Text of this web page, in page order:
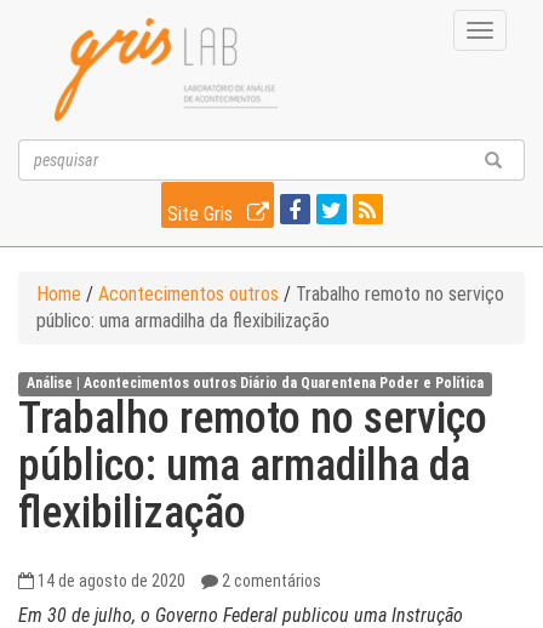
Toggle
Site Gris
Home / Acontecimentos outros / Trabalho remoto no serviço
público: uma armadilha da flexibilização
Análise | Acontecimentos outros Diário da Quarentena Poder e Política
Trabalho remoto no serviço
público: uma armadilha da
flexibilização
14 de agosto de 2020 2 comentários
Em 30 de julho, o Governo Federal publicou uma Instrução